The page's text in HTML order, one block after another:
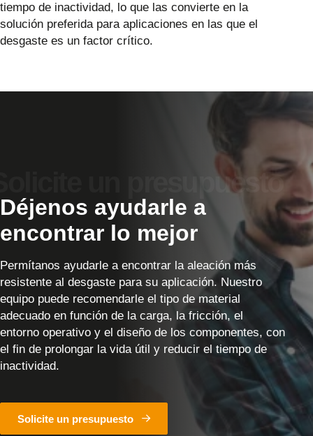
tiempo de inactividad, lo que las convierte en la
solución preferida para aplicaciones en las que el
desgaste es un factor crítico.
Déjenos ayudarle a
encontrar lo mejor
Permítanos ayudarle a encontrar la aleación más
resistente al desgaste para su aplicación. Nuestro
equipo puede recomendarle el tipo de material
adecuado en función de la carga, la fricción, el
entorno operativo y el diseño de los componentes, con
el fin de prolongar la vida útil y reducir el tiempo de
inactividad.
Solicite un presupuesto